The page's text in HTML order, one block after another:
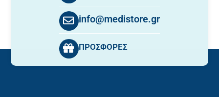
info@medistore.gr
ΠΡΟΣΦΟΡΕΣ